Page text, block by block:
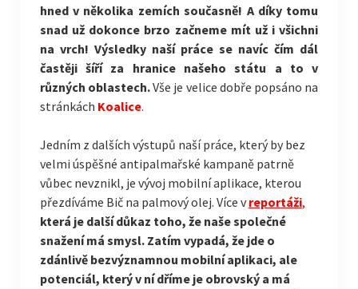
hned v několika zemích současně! A díky tomu
snad už dokonce brzo začneme mít už i všichni
na vrch! Výsledky naší práce se navíc čím dál
častěji šíří za hranice našeho státu a to v
různých oblastech.Vše je velice dobře popsáno na
stránkách Koalice.
Jedním z dalších výstupů naší práce, který by bez
velmi úspěšné antipalmařské kampaně patrně
vůbec nevznikl, je vývoj mobilní aplikace, kterou
přezdíváme Bič na palmový olej. Více vreportáži,
která je další důkaz toho, že naše společné
snažení má smysl. Zatím vypadá, že jde o
zdánlivě bezvýznamnou mobilní aplikaci, ale
potenciál, který v ní dříme je obrovský a má